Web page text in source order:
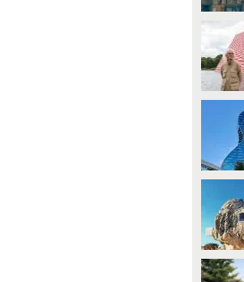
Il nuovo trend su Instagram, Mini
You, in cui si pubblica una foto da
generativa. Si stimano 40 milioni